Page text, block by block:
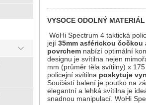
VYSOCE ODOLNÝ MATERIÁL
WoHi Spectrum 4 taktická
její 35mm asférickou
povrchem nabízí optimální
designu je svítilna nejen
mm (průměr těla svítilny) x
policejní svítilna poskytuje
Součástí balení je poutko na
elegantní a lehká svítilna je
snadnou manipulací. WoHi